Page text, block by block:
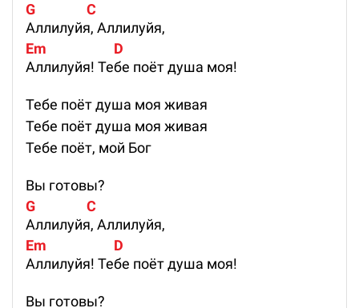
G                C
Аллилуйя, Аллилуйя,
Em                     D
Аллилуйя! Тебе поёт душа моя!
Тебе поёт душа моя живая
Тебе поёт душа моя живая
Тебе поёт, мой Бог
Вы готовы?
G                C
Аллилуйя, Аллилуйя,
Em                     D
Аллилуйя! Тебе поёт душа моя!
Вы готовы?